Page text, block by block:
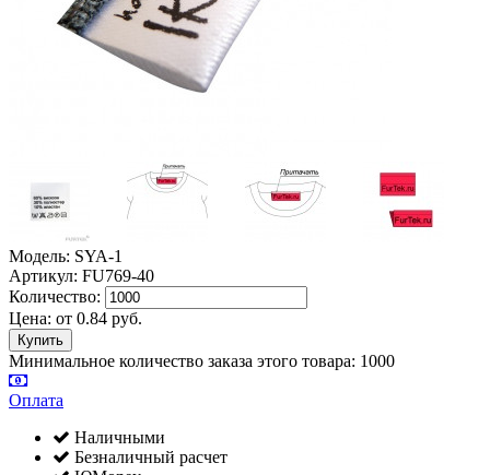
Модель: SYA-1
Артикул: FU769-40
Количество:
Цена: от 0.84 руб.
Минимальное количество заказа этого товара: 1000
Оплата
Наличными
Безналичный расчет